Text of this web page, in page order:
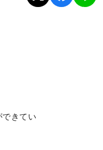
できてい